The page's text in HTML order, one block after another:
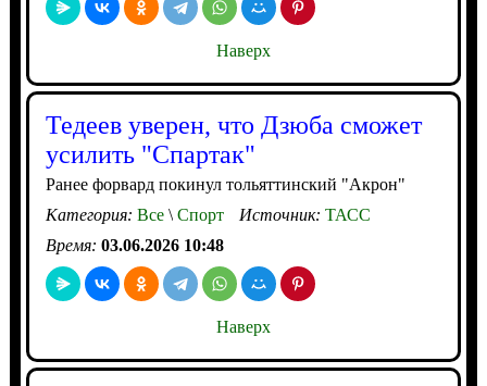
Наверх
Тедеев уверен, что Дзюба сможет
усилить "Спартак"
Ранее форвард покинул тольяттинский "Акрон"
Категория: Все\Спорт Источник: ТАСС
Время: 03.06.2026 10:48
Наверх